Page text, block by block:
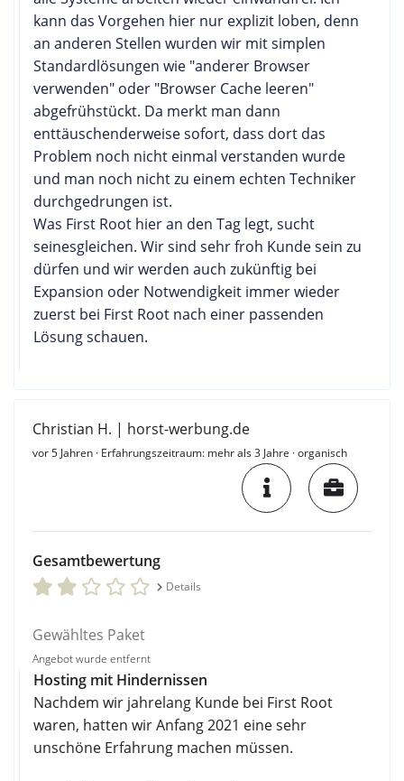
kann das Vorgehen hier nur explizit loben, denn
an anderen Stellen wurden wir mit simplen
Standardlösungen wie "anderer Browser
verwenden" oder "Browser Cache leeren"
abgefrühstückt. Da merkt man dann
enttäuschenderweise sofort, dass dort das
Problem noch nicht einmal verstanden wurde
und man noch nicht zu einem echten Techniker
durchgedrungen ist.
Was First Root hier an den Tag legt, sucht
seinesgleichen. Wir sind sehr froh Kunde sein zu
dürfen und wir werden auch zukünftig bei
Expansion oder Notwendigkeit immer wieder
zuerst bei First Root nach einer passenden
Lösung schauen.
Christian H. | horst-werbung.de
vor 5 Jahren · Erfahrungszeitraum: mehr als 3 Jahre · organisch
Gesamtbewertung
Details
Gewähltes Paket
Angebot wurde entfernt
Hosting mit Hindernissen
Nachdem wir jahrelang Kunde bei First Root
waren, hatten wir Anfang 2021 eine sehr
unschöne Erfahrung machen müssen.